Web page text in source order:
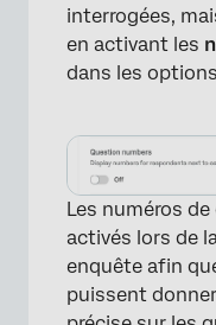
interrogées,
en activant les
dans les
Les numéros
activés lors de
enquête afin
puissent